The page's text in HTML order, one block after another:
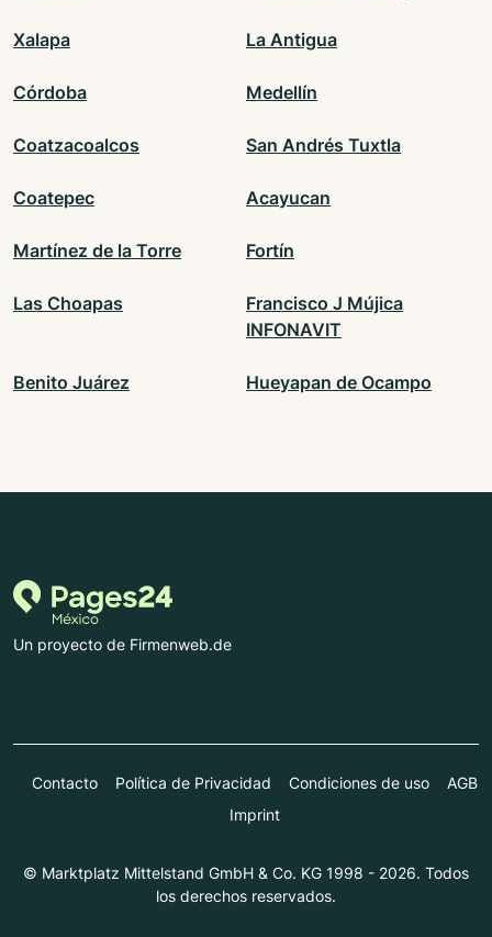
Xalapa La Antigua
Córdoba Medellín
Coatzacoalcos San Andrés Tuxtla
Coatepec Acayucan
Martínez de la Torre Fortín
Las Choapas
Francisco J Mújica
INFONAVIT
Benito Juárez Hueyapan de Ocampo
Un proyecto de Firmenweb.de
Contacto Política de Privacidad Condiciones de uso
AGB
Imprint
© Marktplatz Mittelstand GmbH & Co. KG 1998 - 2026. Todos
los derechos reservados.